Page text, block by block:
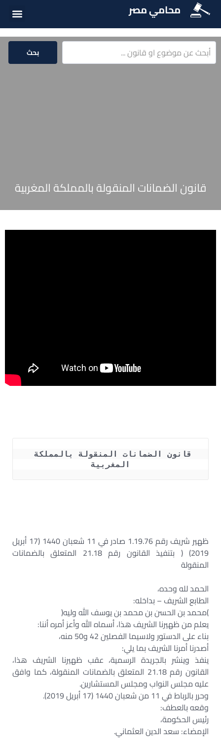
محامي مصر
بحث
قانون الضمانات المنقولة بالمملكة المغربية
المغربية
ظهير شريف رقم 1.19.76 صادر في 11 شعبان 1440 (17 أبريل
2019) ( بتنفيذ القانون رقم 21.18 المتعلق بالضمانات
المنقولة
الحمد لله وحده،
الطابع الشريف – بداخله:
)محمد بن الحسن بن محمد بن يوسف الله وليه(
يعلم من ظهيرنا الشريف هذا، أسماه الله وأعز أمره أننا:
بناء على الدستور ولاسيما الفصلين 42 و50 منه،
أصدرنا أمرنا الشريف بما يلي:
ينفذ وينشر بالجريدة الرسمية، عقب ظهيرنا الشريف هذا،
القانون رقم 21.18 المتعلق بالضمانات المنقولة، كما وافق
عليه مجلس النواب ومجلس المستشارين.
وحرر بالرباط في 11 من شعبان 1440 (17 أبريل 2019).
وقعه بالعطف:
رئيس الحكومة،
الإمضاء: سعد الدين العثماني.